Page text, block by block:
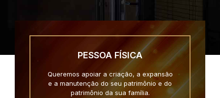
PESSOA FÍSICA
Queremos apoiar a criação, a expansão
e a manutenção do seu patrimônio e do
patrimônio da sua família.